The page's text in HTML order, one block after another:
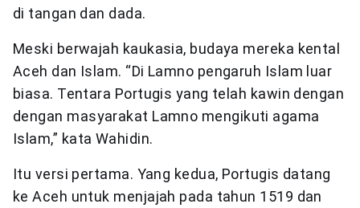
di tangan dan dada.
Meski berwajah kaukasia, budaya mereka kental
Aceh dan Islam. “Di Lamno pengaruh Islam luar
biasa. Tentara Portugis yang telah kawin dengan
dengan masyarakat Lamno mengikuti agama
Islam,” kata Wahidin.
Itu versi pertama. Yang kedua, Portugis datang
ke Aceh untuk menjajah pada tahun 1519 dan